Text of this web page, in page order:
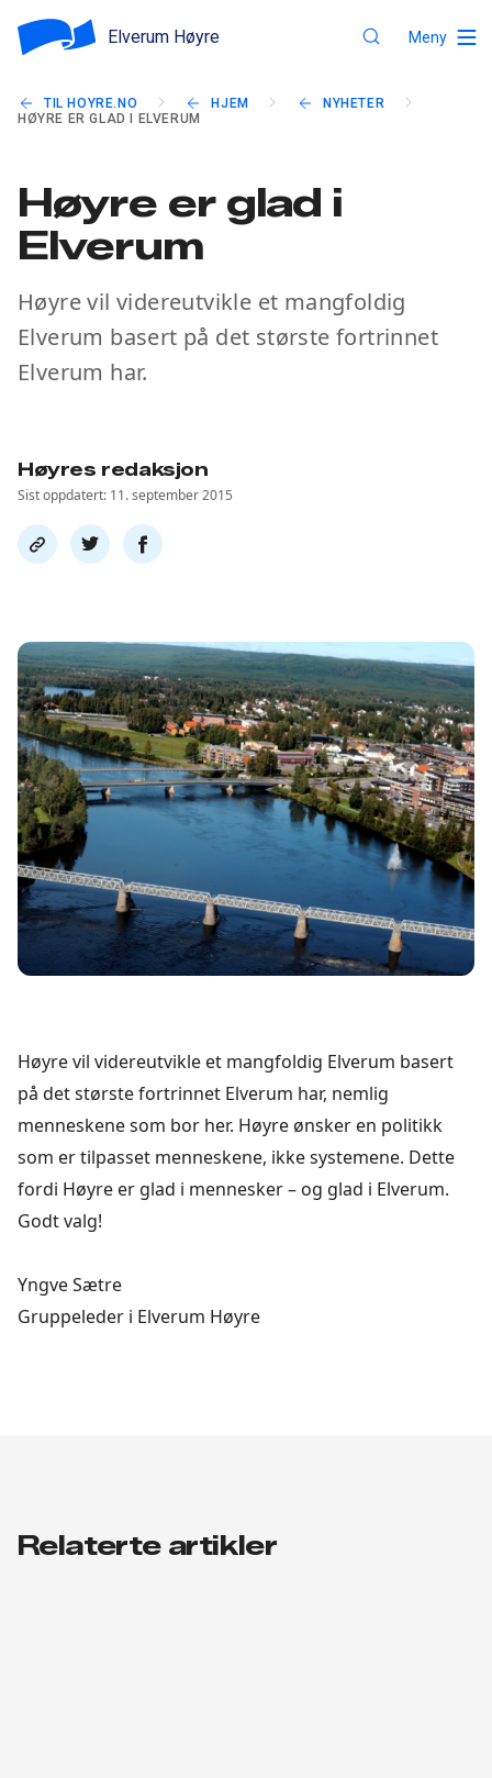
Elverum Høyre Meny
TIL HOYRE.NO HJEM
NYHETER
HØYRE ER GLAD I ELVERUM
Høyre er glad i
Elverum
Høyre vil videreutvikle et mangfoldig
Elverum basert på det største fortrinnet
Elverum har.
Høyres redaksjon
Sist oppdatert: 11. september 2015
Del
link
Del
på
Del
på
Høyre vil videreutvikle et mangfoldig Elverum basert
på det største fortrinnet Elverum har, nemlig
menneskene som bor her. Høyre ønsker en politikk
som er tilpasset menneskene, ikke systemene. Dette
fordi Høyre er glad i mennesker – og glad i Elverum.
Godt valg!
Yngve Sætre
Gruppeleder i Elverum Høyre
Relaterte artikler